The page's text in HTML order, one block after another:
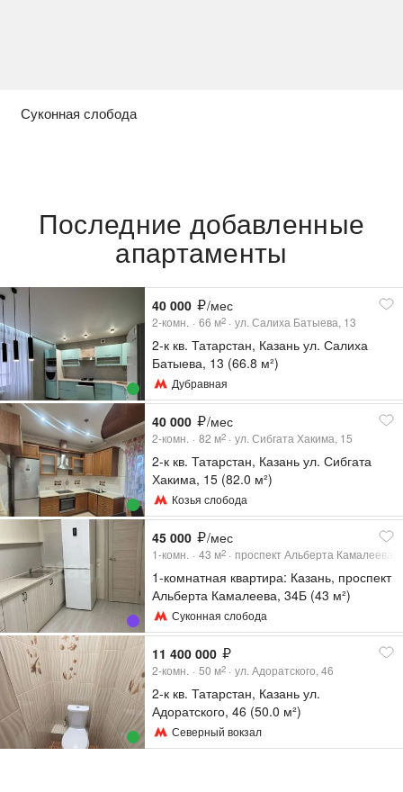
Суконная слобода
Последние добавленные
апартаменты
40 000 /мес
2-комн. 66 м2 ул. Салиха Батыева, 13
2-к кв. Татарстан, Казань ул. Салиха
Батыева, 13 (66.8 м²)
Дубравная
40 000 /мес
2-комн. 82 м2 ул. Сибгата Хакима, 15
2-к кв. Татарстан, Казань ул. Сибгата
Хакима, 15 (82.0 м²)
Козья слобода
45 000 /мес
1-комн. 43 м2 проспект Альберта Камалеева,
1-комнатная квартира: Казань, проспект
Альберта Камалеева, 34Б (43 м²)
Суконная слобода
11 400 000
2-комн. 50 м2 ул. Адоратского, 46
2-к кв. Татарстан, Казань ул.
Адоратского, 46 (50.0 м²)
Северный вокзал